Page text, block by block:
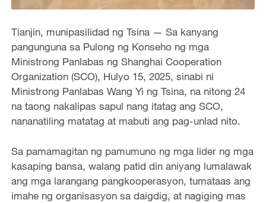
Tianjin, munipasilidad ng Tsina — Sa kanyang
pangunguna sa Pulong ng Konseho ng mga
Ministrong Panlabas ng Shanghai Cooperation
Organization (SCO), Hulyo 15, 2025, sinabi ni
Ministrong Panlabas Wang Yi ng Tsina, na nitong 24
na taong nakalipas sapul nang itatag ang SCO,
nananatiling matatag at mabuti ang pag-unlad nito.
Sa pamamagitan ng pamumuno ng mga lider ng mga
kasaping bansa, walang patid din aniyang lumalawak
ang mga larangang pangkooperasyon, tumataas ang
imahe ng organisasyon sa daigdig, at nagiging mas